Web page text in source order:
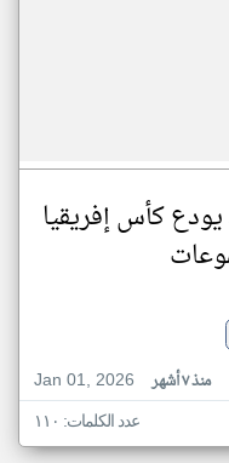
كأس إفريقيا
Jan 01, 2026
منذ ٧ أشهر
عدد الكلمات: ١١٠